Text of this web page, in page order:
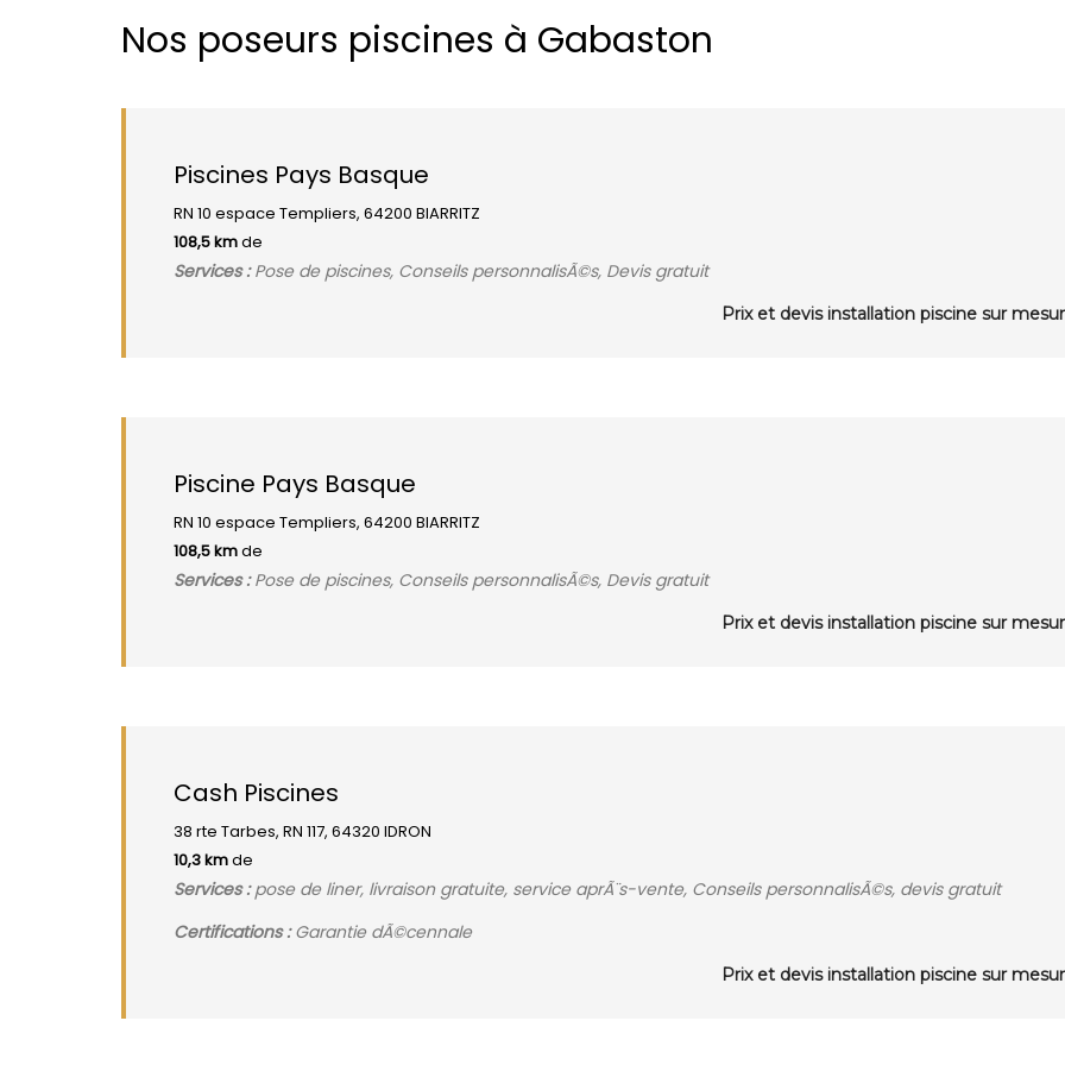
Nos poseurs piscines à Gabaston
Piscines Pays Basque
RN 10 espace Templiers, 64200 BIARRITZ
108,5 kmde
Services :Pose de piscines, Conseils personnalisÃ©s, Devis gratuit
Prix et devis installation piscine sur
Piscine Pays Basque
RN 10 espace Templiers, 64200 BIARRITZ
108,5 kmde
Services :Pose de piscines, Conseils personnalisÃ©s, Devis gratuit
Prix et devis installation piscine sur
Cash Piscines
38 rte Tarbes, RN 117, 64320 IDRON
10,3 kmde
Services :pose de liner, livraison gratuite, service aprÃ¨s-vente, Conseils personnalisÃ©s, devis gratuit
Certifications :Garantie dÃ©cennale
Prix et devis installation piscine sur